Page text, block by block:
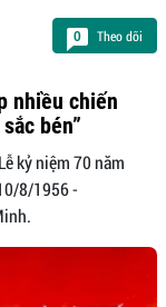
0 Theo dõi
nhiều chiến
bén”
kỷ niệm 70 năm
8/1956 -